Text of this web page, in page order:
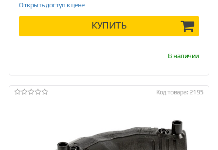
Открыть доступ к цене
КУПИТЬ
В наличии
Код товара: 2195